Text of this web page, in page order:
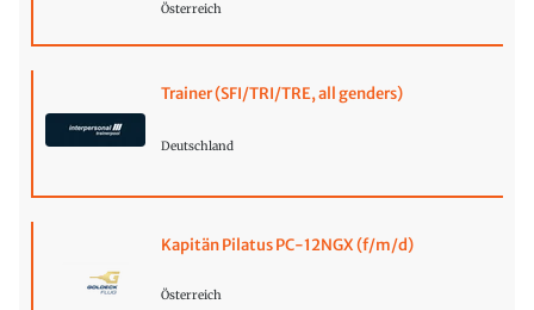
Österreich
Trainer (SFI/TRI/TRE, all genders)
Deutschland
Kapitän Pilatus PC-12NGX (f/m/d)
Österreich